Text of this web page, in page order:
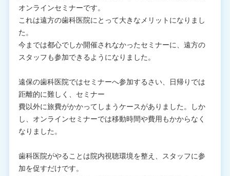
オンラインセミナーです。
これは遠方の歯科医院にとって大きなメリットになりまし
た。
今までは都心でしか開催されなかったセミナーに、遠方の
スタッフも参加できるようになりました。
遠保の歯科医院ではセミナーへ参加するさい、日帰りでは
距離的に難しく、セミナー
費以外に旅費がかかってしまうケースがありました。しか
し、オンラインセミナーでは移動時間や費用もかからなく
なりました。
歯科医院がやることは院内視聴環境を整え、スタッフに参
加を促すだけです。